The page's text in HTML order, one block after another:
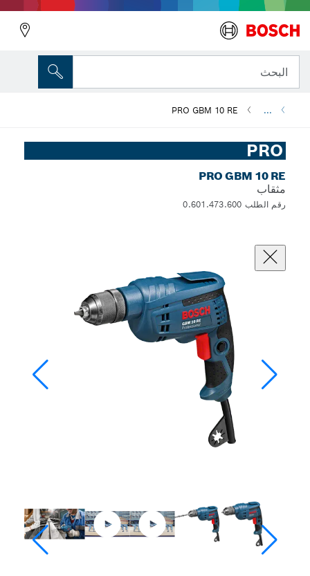
البحث
...
PRO GBM 10 RE
PRO
PRO GBM 10 RE
مثقاب
رقم الطلب 0.601.473.600